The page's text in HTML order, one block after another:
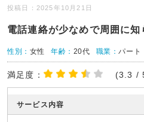
投稿日：2025年10月21日
電話連絡が少なめで周囲に
性別： 女性 年齢： 20代 職業：パート
満足度： (3.3 /
サービス内容